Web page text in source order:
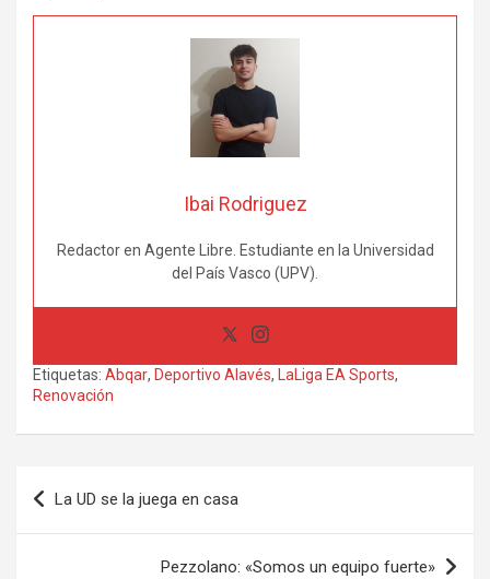
Ibai Rodriguez
Redactor en Agente Libre. Estudiante en la Universidad
del País Vasco (UPV).
Etiquetas: Abqar, Deportivo Alavés, LaLiga EA Sports,
Renovación
Navegación
de
La UD se la juega en casa
Pezzolano: «Somos un equipo fuerte»